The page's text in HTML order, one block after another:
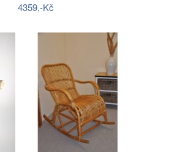
4359,-Kč